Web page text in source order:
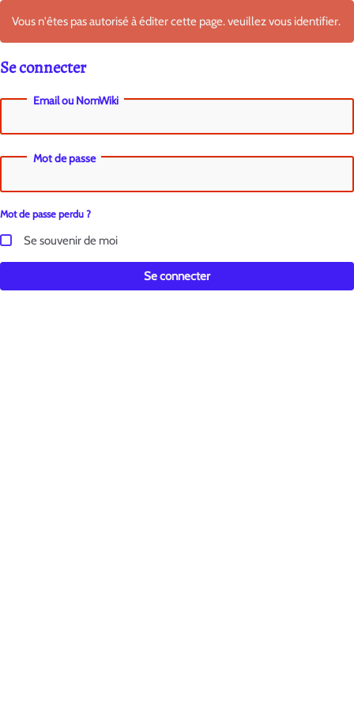
Vous n'êtes pas autorisé à éditer cette page. veuillez vous identifier.
Se connecter
Email ou NomWiki
Mot de passe
Mot de passe perdu ?
Se souvenir de moi
Se connecter